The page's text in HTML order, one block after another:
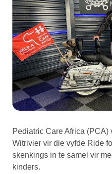
Pediatric Care Africa (PCA)
Witrivier vir die vyfde Ride
skenkings in te samel vir
kinders.